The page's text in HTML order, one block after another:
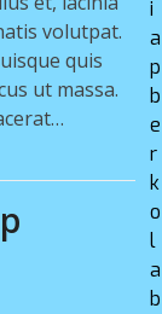
volutpat.
quis
ut massa.
i
a
p
b
e
r
k
o
l
a
b